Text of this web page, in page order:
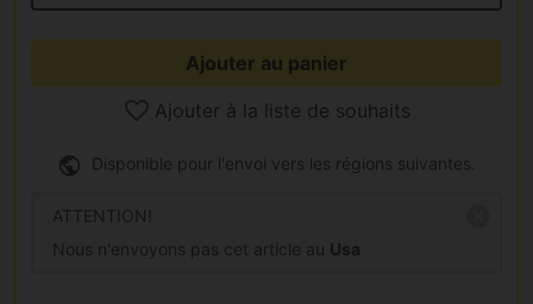
Ajouter au panier
Ajouter à la liste de souhaits
Disponible pour l'envoi vers les régions suivantes.
ATTENTION!
Nous n'envoyons pas cet article au Usa